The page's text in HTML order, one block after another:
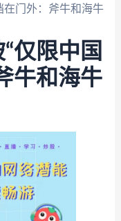
在门外：斧牛和海牛
仅限中国
牛和海牛